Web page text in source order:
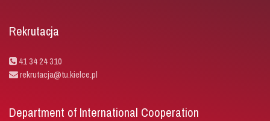
Rekrutacja
41 34 24 310
rekrutacja@tu.kielce.pl
Department of International Cooperation